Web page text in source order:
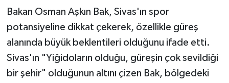
Bakan Osman Aşkın Bak, Sivas'ın spor
potansiyeline dikkat çekerek, özellikle güreş
alanında büyük beklentileri olduğunu ifade etti.
Sivas'ın "Yiğidoların olduğu, güreşin çok sevildiği
bir şehir" olduğunun altını çizen Bak, bölgedeki